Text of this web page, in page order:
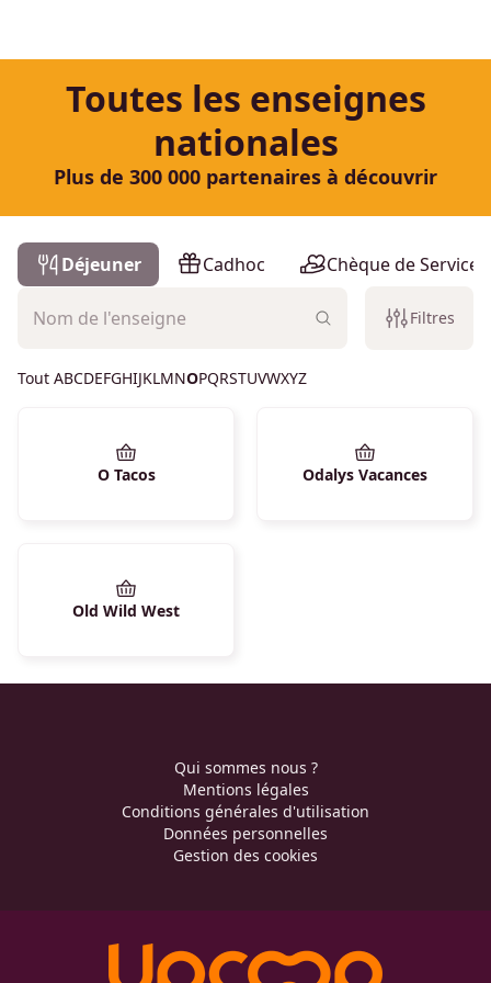
Toutes les enseignes
nationales
Plus de 300 000 partenaires à découvrir
Déjeuner Cadhoc Chèque de Services
Liste des enseignes
Filtres
Tout ABCDEFGHIJKLMNOPQRSTUVWXYZ
O Tacos Odalys Vacances
Old Wild West
Qui sommes nous ?
Mentions légales
Conditions générales d'utilisation
Données personnelles
Gestion des cookies